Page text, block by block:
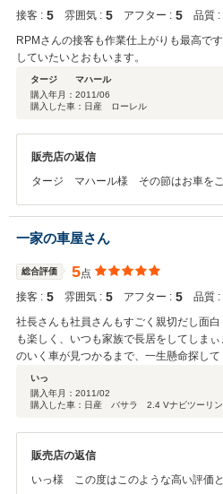
接客 : 5 雰囲気 : 5 アフター : 5 品質 :
RPMさんの接客も作業仕上がりも最高です。 これからも末長くお付き
していたいとおもいます。
タージ マハール
購入年月： 2011/06
購入した車：日産 ローレル
販売店の返信
タージ マハール様 その節はお車を
回このような高い評価とクチコミをい
思っております。また今後のメンテナ
いお付き合いの程宜しくお願い致します♪
一家の車屋さん
総合評価 5点
接客 : 5 雰囲気 : 5 アフター : 5 品質 :
社長さんも社員さんもすごく親切だし面
も楽しく、いつも家族で長居をしてしま
のいく車が見つかるまで、一生懸命探し
できるお店です
いっ
購入年月： 2011/02
購入した車：日産 バサラ 2.4 Vナビツーリン
販売店の返信
いっ様 この度はこのような高い評価